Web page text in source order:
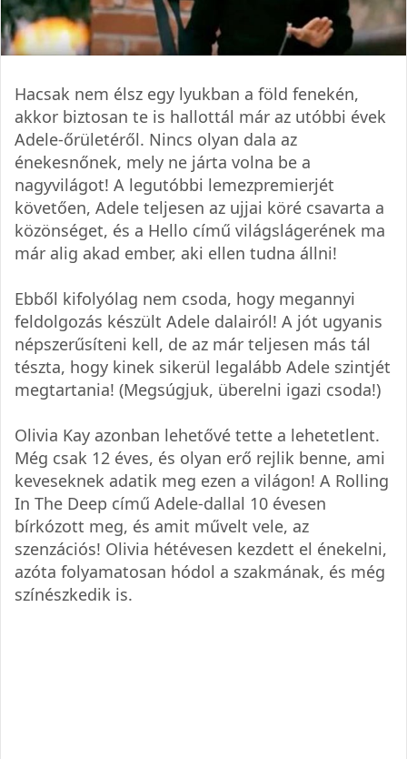
Hacsak nem élsz egy lyukban a föld fenekén,
akkor biztosan te is hallottál már az utóbbi évek
Adele-őrületéről. Nincs olyan dala az
énekesnőnek, mely ne járta volna be a
nagyvilágot! A legutóbbi lemezpremierjét
követően, Adele teljesen az ujjai köré csavarta a
közönséget, és a Hello című világslágerének ma
már alig akad ember, aki ellen tudna állni!
Ebből kifolyólag nem csoda, hogy megannyi
feldolgozás készült Adele dalairól! A jót ugyanis
népszerűsíteni kell, de az már teljesen más tál
tészta, hogy kinek sikerül legalább Adele szintjét
megtartania! (Megsúgjuk, überelni igazi csoda!)
Olivia Kay azonban lehetővé tette a lehetetlent.
Még csak 12 éves, és olyan erő rejlik benne, ami
keveseknek adatik meg ezen a világon! A Rolling
In The Deep című Adele-dallal 10 évesen
bírkózott meg, és amit művelt vele, az
szenzációs! Olivia hétévesen kezdett el énekelni,
azóta folyamatosan hódol a szakmának, és még
színészkedik is.